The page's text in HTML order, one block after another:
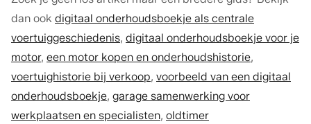
dan ook digitaal onderhoudsboekje als centrale
voertuiggeschiedenis, digitaal onderhoudsboekje voor je
motor, een motor kopen en onderhoudshistorie,
voertuighistorie bij verkoop, voorbeeld van een digitaal
onderhoudsboekje, garage samenwerking voor
werkplaatsen en specialisten, oldtimer